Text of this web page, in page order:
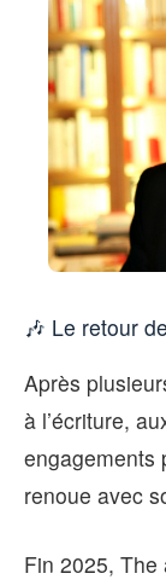
🎶 Le retour
Après
à l’écriture,
engagements
renoue avec
Fin 2025, The